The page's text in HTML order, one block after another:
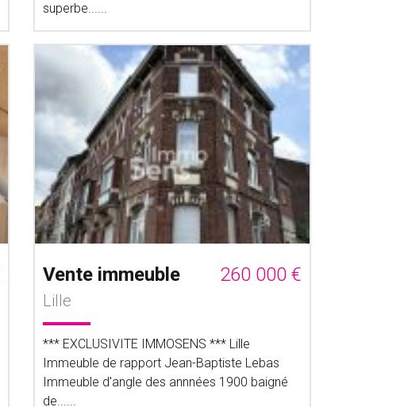
superbe......
Vente immeuble 260 000 €
Lille
*** EXCLUSIVITE IMMOSENS *** Lille
Immeuble de rapport Jean-Baptiste Lebas
Immeuble d'angle des annnées 1900 baigné
de......